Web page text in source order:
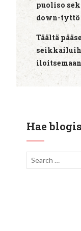
puoliso
down-tyttö
Täältä
Hae